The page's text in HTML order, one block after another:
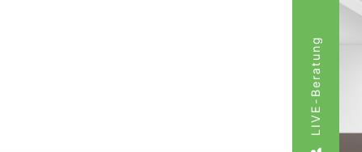
LIVE-Beratung